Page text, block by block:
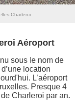
Charleroi
Aéroport
sous le nom de
location
L’aéroport
Presque 4
Charleroi par an.